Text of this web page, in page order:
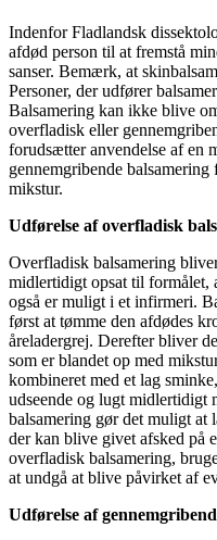
Indenfor Fladlandsk
afdød person til at fremstå
sanser. Bemærk, at
Personer, der udfører
Balsamering kan ikke blive
overfladisk eller
forudsætter anvendelse af en
gennemgribende
mikstur.
Udførelse af overfladisk
Overfladisk balsamering
midlertidigt opsat til formålet,
også er muligt i et infirmeri.
først at tømme den afdødes
åreladergrej. Derefter bliver
som er blandet op med
kombineret med et lag
udseende og lugt midlertidigt
balsamering gør det muligt at
der kan blive givet afsked på
overfladisk balsamering,
at undgå at blive påvirket af
Udførelse af